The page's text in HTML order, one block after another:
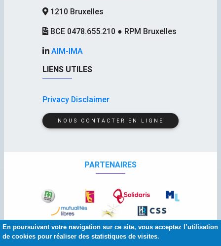
En poursuivant votre navigation sur ce site, vous acceptez l’utilisation
de cookies pour réaliser des statistiques de visites.
1210 Bruxelles
BCE 0478.655.210 ● RPM Bruxelles
AIM-IMA
LIENS UTILES
Privacy Disclaimer
NOUS CONTACTER EN LIGNE
PARTENAIRES
© 2026 Copyright:AIM-IMA| Squelette et graphisme :